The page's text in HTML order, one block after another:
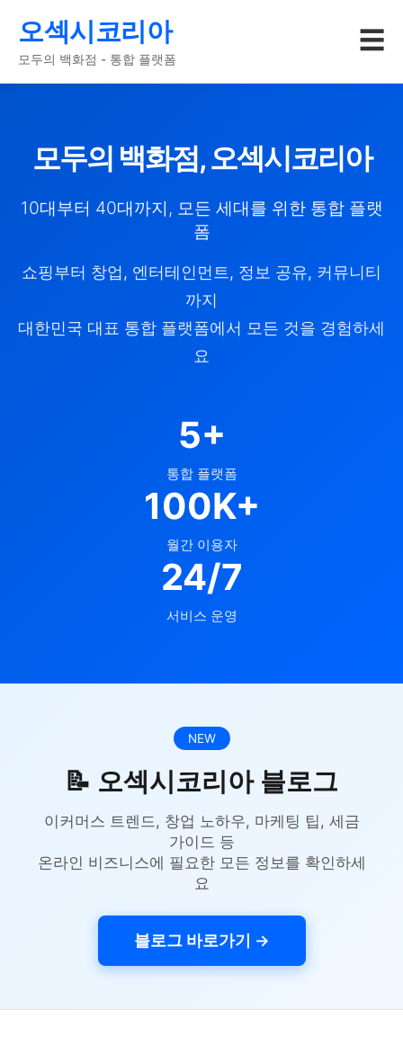
오섹시코리아
모두의 백화점 - 통합 플랫폼
☰
모두의 백화점, 오섹시코리아
10대부터 40대까지, 모든 세대를 위한 통합 플랫
폼
쇼핑부터 창업, 엔터테인먼트, 정보 공유, 커뮤니티
까지
대한민국 대표 통합 플랫폼에서 모든 것을 경험하세
요
5+
통합 플랫폼
100K+
월간 이용자
24/7
서비스 운영
NEW
📝 오섹시코리아 블로그
이커머스 트렌드, 창업 노하우, 마케팅 팁, 세금
가이드 등
온라인 비즈니스에 필요한 모든 정보를 확인하세
요
블로그 바로가기 →